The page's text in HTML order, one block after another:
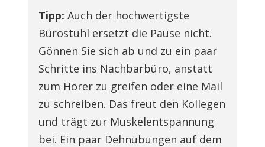
Tipp: Auch der hochwertigste
Bürostuhl ersetzt die Pause nicht.
Gönnen Sie sich ab und zu ein paar
Schritte ins Nachbarbüro, anstatt
zum Hörer zu greifen oder eine Mail
zu schreiben. Das freut den Kollegen
und trägt zur Muskelentspannung
bei. Ein paar Dehnübungen auf dem